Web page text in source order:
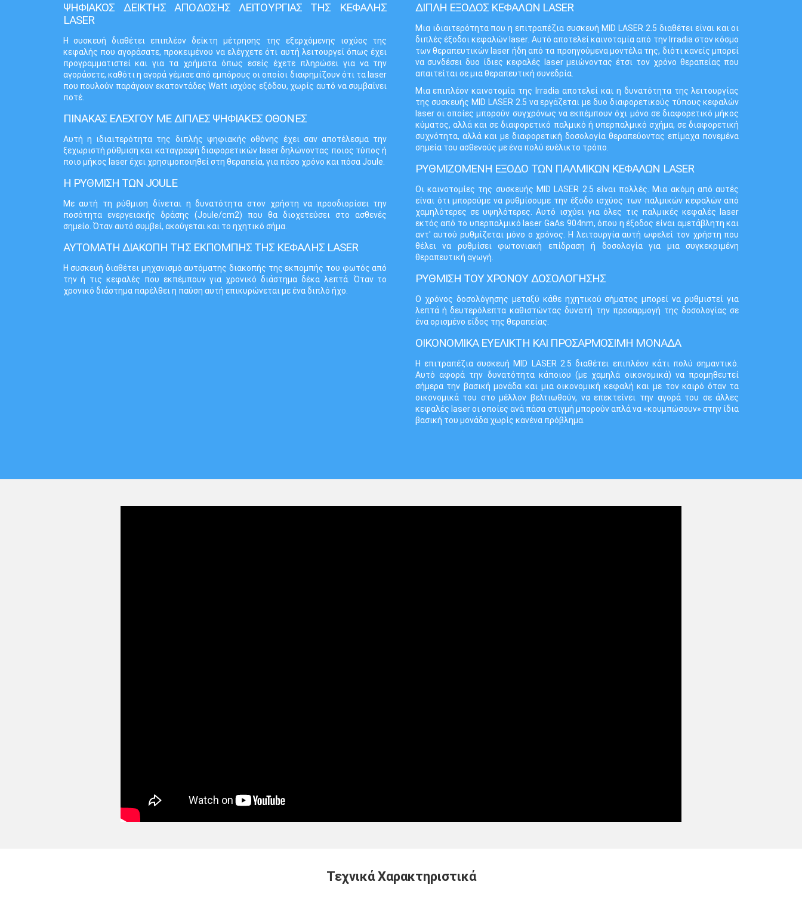
ΨΗΦΙΑΚΟΣ ΔΕΙΚΤΗΣ ΑΠΟΔOΣΗΣ ΛΕΙΤΟΥΡΓΙΑΣ ΤΗΣ ΚΕΦΑΛΗΣ
LASER
Η συσκευή διαθέτει επιπλέον δείκτη μέτρησης της εξερχόμενης ισχύος της
κεφαλής που αγοράσατε, προκειμένου να ελέγχετε ότι αυτή λειτουργεί όπως έχει
προγραμματιστεί και για τα χρήματα όπως εσείς έχετε πληρώσει για να την
αγοράσετε, καθότι η αγορά γέμισε από εμπόρους οι οποίοι διαφημίζουν ότι τα laser
που πουλούν παράγουν εκατοντάδες Watt ισχύος εξόδου, χωρίς αυτό να συμβαίνει
ποτέ.
ΠΙΝΑΚΑΣ ΕΛΕΧΓΟΥ ΜΕ ΔΙΠΛΕΣ ΨΗΦΙΑΚΕΣ ΟΘΟΝΕΣ
Αυτή η ιδιαιτερότητα της διπλής ψηφιακής οθόνης έχει σαν αποτέλεσμα την
ξεχωριστή ρύθμιση και καταγραφή διαφορετικών laser δηλώνοντας ποιος τύπος ή
ποιο μήκος laser έχει χρησιμοποιηθεί στη θεραπεία, για πόσο χρόνο και πόσα Joule.
Η ΡΥΘΜΙΣΗ ΤΩΝ JOULE
Με αυτή τη ρύθμιση δίνεται η δυνατότητα στον χρήστη να προσδιορίσει την
ποσότητα ενεργειακής δράσης (Joule/cm2) που θα διοχετεύσει στο ασθενές
σημείο. Όταν αυτό συμβεί, ακούγεται και το ηχητικό σήμα.
ΑΥΤΟΜΑΤΗ ΔΙΑΚΟΠΗ ΤΗΣ ΕΚΠΟΜΠΗΣ ΤΗΣ ΚΕΦΑΛΗΣ LASER
Η συσκευή διαθέτει μηχανισμό αυτόματης διακοπής της εκπομπής του φωτός από
την ή τις κεφαλές που εκπέμπουν για χρονικό διάστημα δέκα λεπτά. Όταν το
χρονικό διάστημα παρέλθει η παύση αυτή επικυρώνεται με ένα διπλό ήχο.
ΔΙΠΛΗ ΕΞΟΔΟΣ ΚΕΦΑΛΩΝ LASER
Μια ιδιαιτερότητα που η επιτραπέζια συσκευή MID LASER 2.5 διαθέτει είναι και οι
διπλές έξοδοι κεφαλών laser. Αυτό αποτελεί καινοτομία από την Irradia στον κόσμο
των θεραπευτικών laser ήδη από τα προηγούμενα μοντέλα της, διότι κανείς μπορεί
να συνδέσει δυο ίδιες κεφαλές laser μειώνοντας έτσι τον χρόνο θεραπείας που
απαιτείται σε μια θεραπευτική συνεδρία.
Μια επιπλέον καινοτομία της Irradia αποτελεί και η δυνατότητα της λειτουργίας
της συσκευής MID LASER 2.5 να εργάζεται με δυο διαφορετικούς τύπους κεφαλών
laser οι οποίες μπορούν συγχρόνως να εκπέμπουν όχι μόνο σε διαφορετικό μήκος
κύματος, αλλά και σε διαφορετικό παλμικό ή υπερπαλμικό σχήμα, σε διαφορετική
συχνότητα, αλλά και με διαφορετική δοσολογία θεραπεύοντας επίμαχα πονεμένα
σημεία του ασθενούς με ένα πολύ ευέλικτο τρόπο.
ΡΥΘΜΙΖΟΜΕΝΗ ΕΞΟΔΟ ΤΩΝ ΠΑΛΜΙΚΩΝ ΚΕΦΑΛΩΝ LASER
Οι καινοτομίες της συσκευής MID LASER 2.5 είναι πολλές. Μια ακόμη από αυτές
είναι ότι μπορούμε να ρυθμίσουμε την έξοδο ισχύος των παλμικών κεφαλών από
χαμηλότερες σε υψηλότερες. Αυτό ισχύει για όλες τις παλμικές κεφαλές laser
εκτός από το υπερπαλμικό laser GaAs 904nm, όπου η έξοδος είναι αμετάβλητη και
αντ' αυτού ρυθμίζεται μόνο ο χρόνος. Η λειτουργία αυτή ωφελεί τον χρήστη που
θέλει να ρυθμίσει φωτονιακή επίδραση ή δοσολογία για μια συγκεκριμένη
θεραπευτική αγωγή.
ΡΥΘΜΙΣΗ ΤΟΥ ΧΡΟΝΟΥ ΔΟΣΟΛΟΓΗΣΗΣ
Ο χρόνος δοσολόγησης μεταξύ κάθε ηχητικού σήματος μπορεί να ρυθμιστεί για
λεπτά ή δευτερόλεπτα καθιστώντας δυνατή την προσαρμογή της δοσολογίας σε
ένα ορισμένο είδος της θεραπείας.
ΟΙΚΟΝΟΜΙΚΑ ΕΥΕΛΙΚΤΗ ΚΑΙ ΠΡΟΣΑΡΜΟΣΙΜΗ ΜΟΝΑΔΑ
Η επιτραπέζια συσκευή MID LASER 2.5 διαθέτει επιπλέον κάτι πολύ σημαντικό.
Αυτό αφορά την δυνατότητα κάποιου (με χαμηλά οικονομικά) να προμηθευτεί
σήμερα την βασική μονάδα και μια οικονομική κεφαλή και με τον καιρό όταν τα
οικονομικά του στο μέλλον βελτιωθούν, να επεκτείνει την αγορά του σε άλλες
κεφαλές laser οι οποίες ανά πάσα στιγμή μπορούν απλά να «κουμπώσουν» στην ίδια
βασική του μονάδα χωρίς κανένα πρόβλημα.
Τεχνικά Χαρακτηριστικά